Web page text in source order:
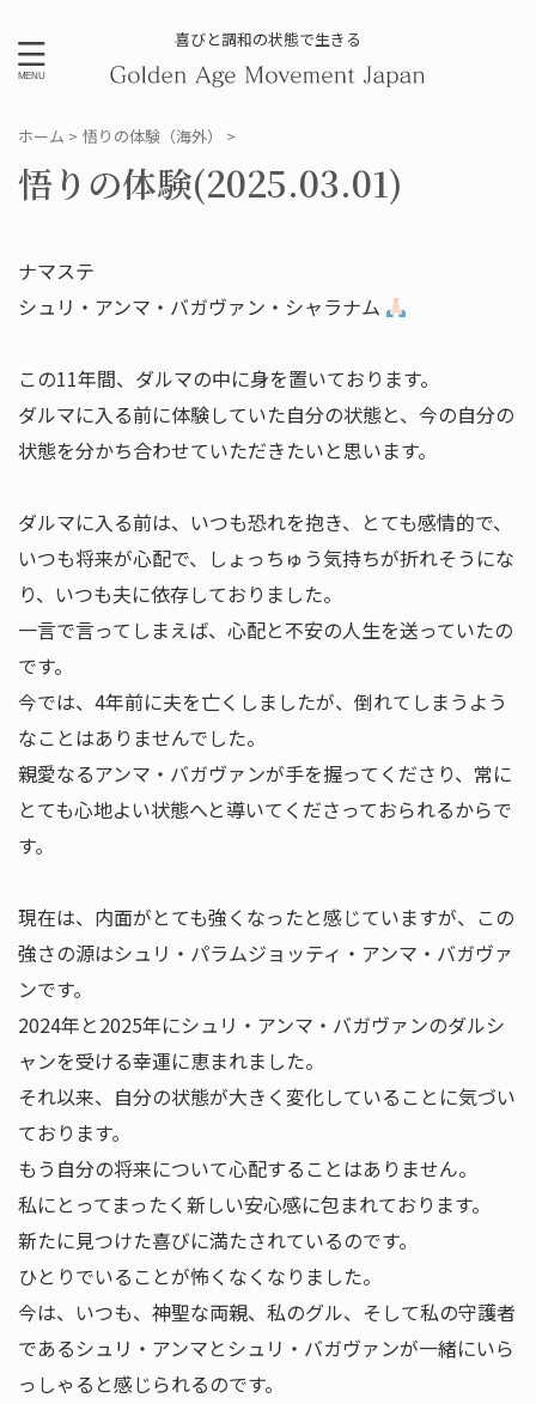
喜びと調和の状態で生きる
ホーム > 悟りの体験（海外） >
悟りの体験(2025.03.01)
ナマステ
シュリ・アンマ・バガヴァン・シャラナム
この11年間、ダルマの中に身を置いております。
ダルマに入る前に体験していた自分の状態と、今の自分の
状態を分かち合わせていただきたいと思います。
ダルマに入る前は、いつも恐れを抱き、とても感情的で、
いつも将来が心配で、しょっちゅう気持ちが折れそうにな
り、いつも夫に依存しておりました。
一言で言ってしまえば、心配と不安の人生を送っていたの
です。
今では、4年前に夫を亡くしましたが、倒れてしまうよう
なことはありませんでした。
親愛なるアンマ・バガヴァンが手を握ってくださり、常に
とても心地よい状態へと導いてくださっておられるからで
す。
現在は、内面がとても強くなったと感じていますが、この
強さの源はシュリ・パラムジョッティ・アンマ・バガヴァ
ンです。
2024年と2025年にシュリ・アンマ・バガヴァンのダルシ
ャンを受ける幸運に恵まれました。
それ以来、自分の状態が大きく変化していることに気づい
ております。
もう自分の将来について心配することはありません。
私にとってまったく新しい安心感に包まれております。
新たに見つけた喜びに満たされているのです。
ひとりでいることが怖くなくなりました。
今は、いつも、神聖な両親、私のグル、そして私の守護者
であるシュリ・アンマとシュリ・バガヴァンが一緒にいら
っしゃると感じられるのです。